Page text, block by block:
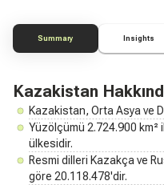
Summary Insights
Kazakistan
Kazakistan, Orta Asya ve
Yüzölçümü 2.724.900 km²
ülkesidir.
Resmi dilleri Kazakça ve
göre 20.118.478'dir.